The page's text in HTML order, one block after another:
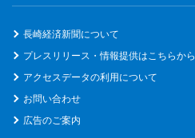
長崎経済新聞について
プレスリリース・情報提供はこちらから
アクセスデータの利用について
お問い合わせ
広告のご案内